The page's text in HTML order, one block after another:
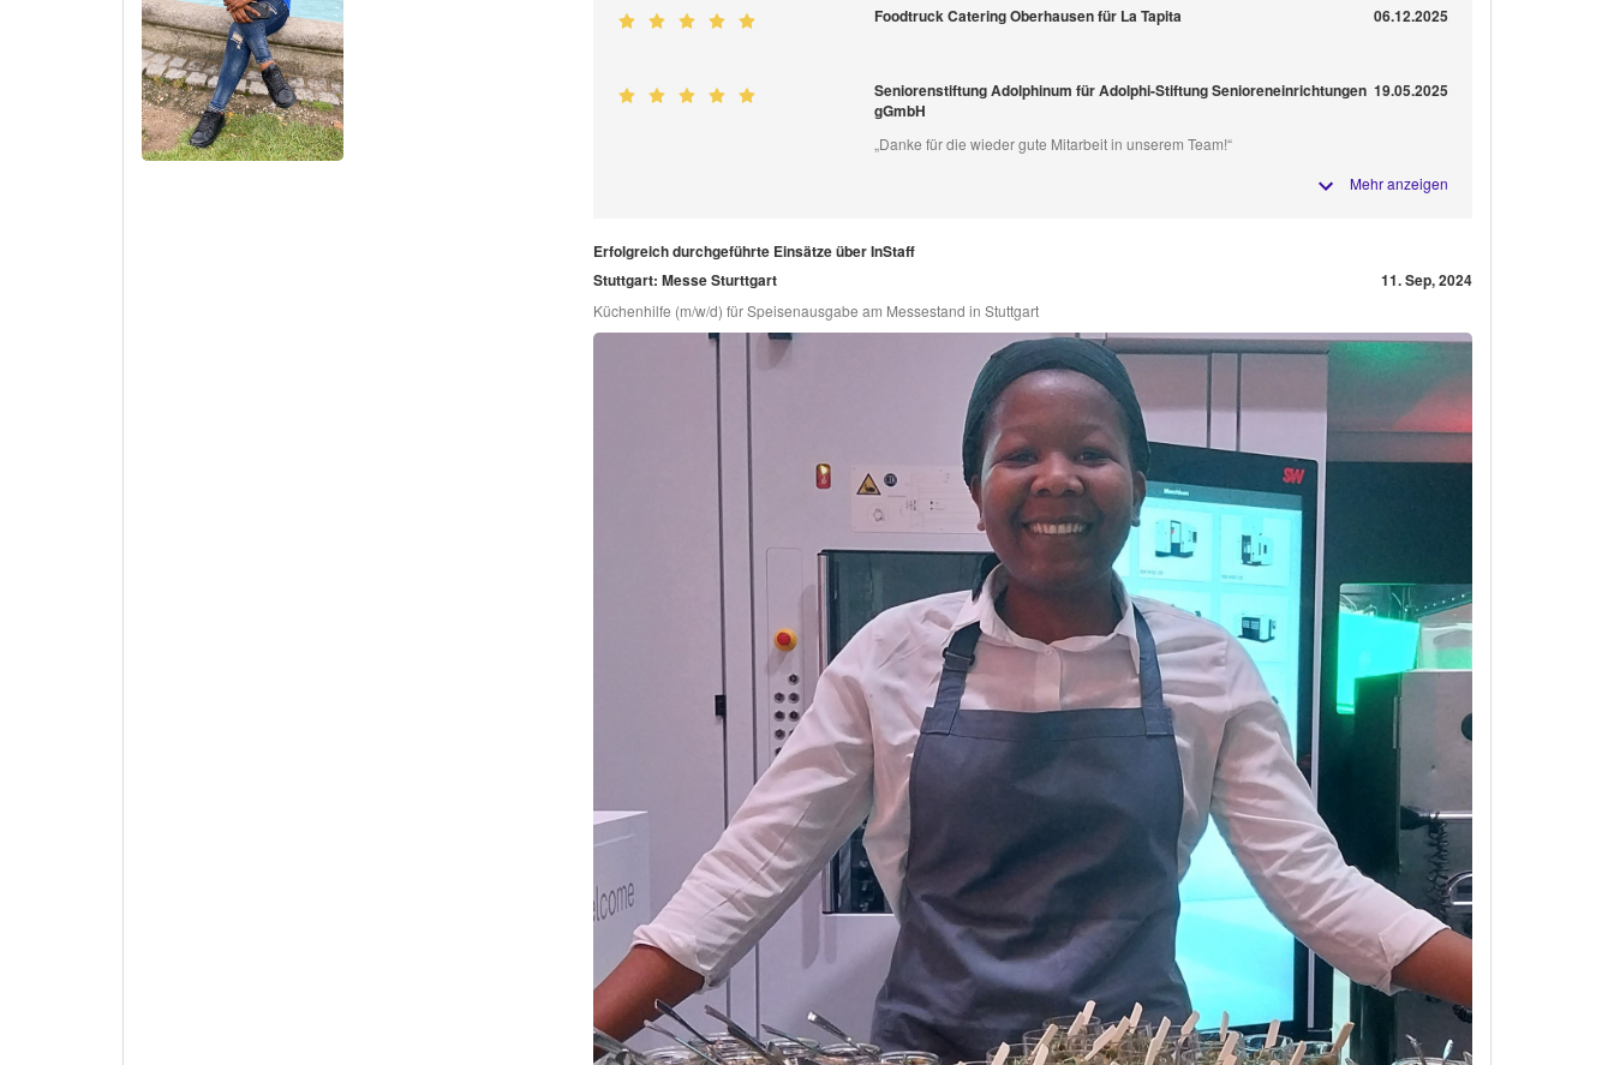
Foodtruck Catering Oberhausen für La Tapita 06.12.2025
Seniorenstiftung Adolphinum für Adolphi-Stiftung Senioreneinrichtungen
gGmbH
19.05.2025
„Danke für die wieder gute Mitarbeit in unserem Team!“
Mehr anzeigen
Erfolgreich durchgeführte Einsätze über InStaff
Stuttgart: Messe Sturttgart
11. Sep, 2024
Küchenhilfe (m/w/d) für Speisenausgabe am Messestand in Stuttgart